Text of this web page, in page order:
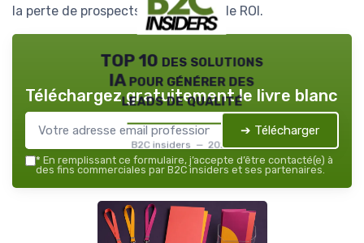
la perte de prospects et maximiser le ROI.
TOP 10 des solutions
IA pour générer des
leads de qualité
B2C insiders — 2026
Téléchargez gratuitement le livre blanc
➔ Télécharger
* En remplissant ce formulaire, j’accepte d’être contacté(e) à
des fins commerciales par B2C insiders et ses partenaires.